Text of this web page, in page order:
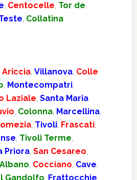
, Centocelle, Tor de
, Collatina
Ariccia, Villanova, Colle
, Montecompatri,
Laziale, Santa Maria
, Colonna, Marcellina,
, Tivoli, Frascati,
, Tivoli Terme,
Priora, San Cesareo,
Albano, Cocciano, Cave,
Gandolfo, Frattocchie,